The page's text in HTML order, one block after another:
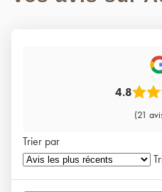
4.8
(21
Trier par